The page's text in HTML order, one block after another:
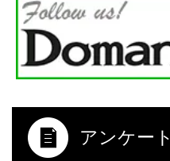
アンケート